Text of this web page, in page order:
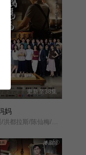
更新至38集
妈
谢琼煖/洪都拉斯/陈仙梅/蓝苇华/苏晏霈/曾智希/曾子益/陈志强/郭忠祐/李之勤/潘奕如/范瑞君/王耿豪/吴铃山/张倩/李运庆/罗子惟/宫美乐/王晴/于浩威/马国毕/张世贤/徐千京/黄子玲/黄靖雅/李佩怡/吴政澔/黄尚禾/吴皓升/